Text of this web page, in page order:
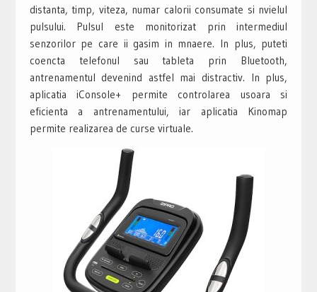
distanta, timp, viteza, numar calorii consumate si nvielul
pulsului. Pulsul este monitorizat prin intermediul
senzorilor pe care ii gasim in mnaere. In plus, puteti
coencta telefonul sau tableta prin Bluetooth,
antrenamentul devenind astfel mai distractiv. In plus,
aplicatia iConsole+ permite controlarea usoara si
eficienta a antrenamentului, iar aplicatia Kinomap
permite realizarea de curse virtuale.